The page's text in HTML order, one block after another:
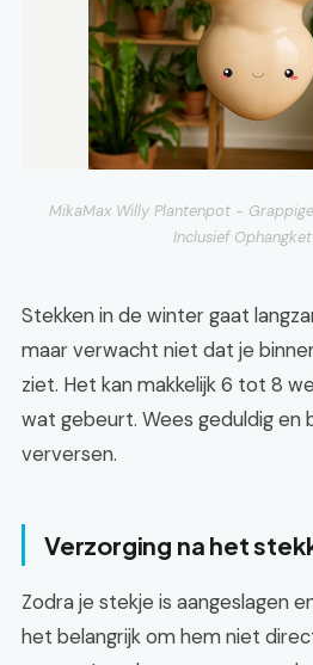
MikaMax Willy Plantenpot -
Inclusief
Stekken in de winter gaat
maar verwacht niet dat je
ziet. Het kan makkelijk 6 tot 8
wat gebeurt. Wees geduldig en
verversen.
Verzorging na het
Zodra je stekje is aangeslagen
het belangrijk om hem niet